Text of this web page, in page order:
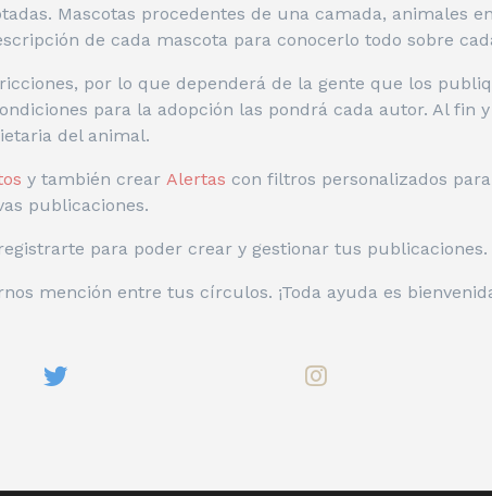
Mascotas procedentes de una camada, animales
de cada mascota para conocerlo todo sobre
por lo que dependerá de la gente que los
para la adopción las pondrá cada autor. Al fin
del animal.
y también crear Alertas con filtros personalizados
publicaciones.
para poder crear y gestionar tus publicaciones.
mención entre tus círculos. ¡Toda ayuda es